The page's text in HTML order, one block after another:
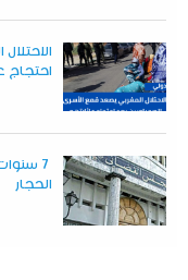
احتجاج
7
الحجار